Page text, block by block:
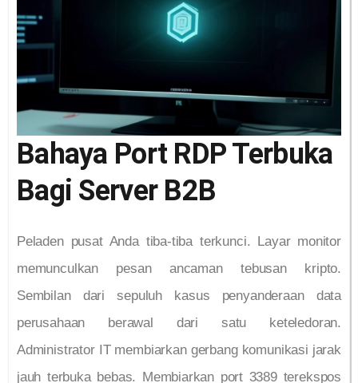
Bahaya Port RDP Terbuka
Bagi Server B2B
Peladen pusat Anda tiba-tiba terkunci. Layar monitor
memunculkan pesan ancaman tebusan kripto.
Sembilan dari sepuluh kasus penyanderaan data
perusahaan berawal dari satu keteledoran.
Administrator IT membiarkan gerbang komunikasi jarak
jauh terbuka bebas. Membiarkan port 3389 terekspos